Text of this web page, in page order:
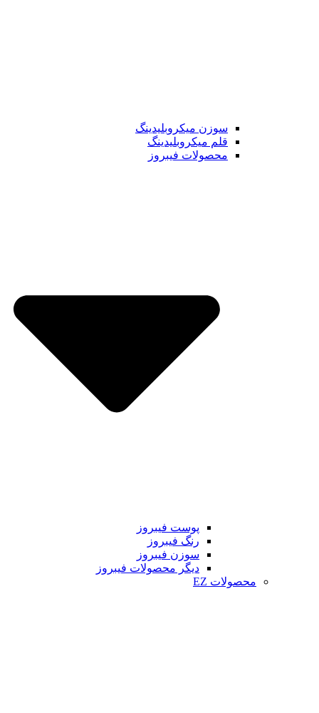
سوزن میکروبلیدینگ
قلم میکروبلیدینگ
محصولات فیبروز
پوست فیبروز
رنگ فیبروز
سوزن فیبروز
دیگر محصولات فیبروز
محصولات EZ